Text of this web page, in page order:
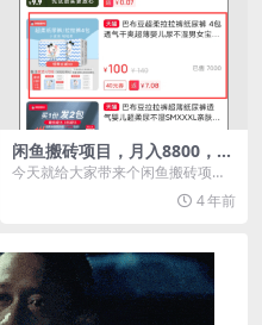
闲鱼搬砖项目，月入8800，在
家可做
今天就给大家带来个闲鱼搬砖项
目。 一、项目原理 1、搬淘客的低
4 年前